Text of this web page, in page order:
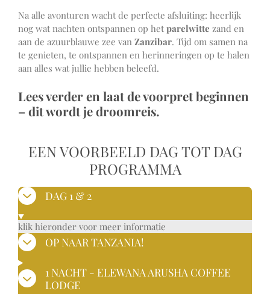
Na alle avonturen wacht de perfecte afsluiting: heerlijk
nog wat nachten ontspannen op hetparelwitte zand en
aan de azuurblauwe zee van Zanzibar. Tijd om samen na
te genieten, te ontspannen en herinneringen op te halen
aan alles wat jullie hebben beleefd.
Lees verder en laat de voorpret beginnen
– dit wordt je droomreis.
EEN VOORBEELD DAG TOT DAG
PROGRAMMA
DAG 1 & 2
klik hieronder voor meer informatie
OP NAAR TANZANIA!
1 NACHT - ELEWANA ARUSHA COFFEE
LODGE